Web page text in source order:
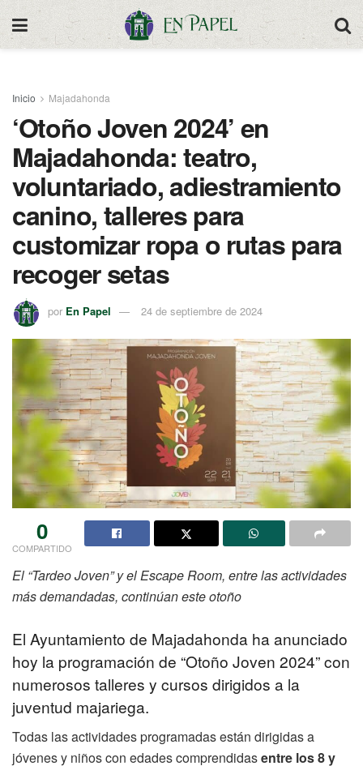
Inicio Majadahonda
‘Otoño Joven 2024’ en
Majadahonda: teatro,
voluntariado, adiestramiento
canino, talleres para
customizar ropa o rutas para
recoger setas
por En Papel 24 de septiembre de 2024
0
COMPARTIDO
El “Tardeo Joven” y el Escape Room, entre las actividades
más demandadas, continúan este otoño
El Ayuntamiento de Majadahonda ha anunciado
hoy la programación de “Otoño Joven 2024” con
numerosos talleres y cursos dirigidos a la
juventud majariega.
Todas las actividades programadas están dirigidas a
jóvenes y niños con edades comprendidasentre los 8 y